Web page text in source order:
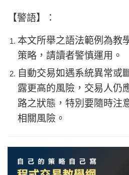
【警語】：
本文所舉之語法範例為教
策略，請讀者警慎運用。
自動交易如遇系統異常或
露更高的風險，交易人仍
路之狀態，特別要隨時注
相關風險。